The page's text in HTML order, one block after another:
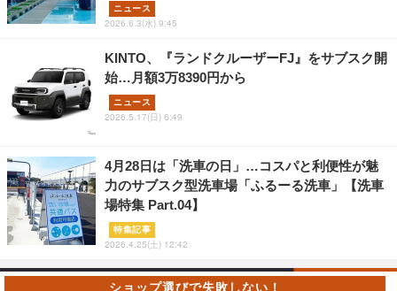
ニュース
2026.6.3(水) 9:45
KINTO、『ランドクルーザーFJ』をサブスク開
始…月額3万8390円から
ニュース
2026.5.17(日) 6:49
4月28日は「洗車の日」…コスパと利便性が魅
力のサブスク型洗車場「ふるーる洗車」【洗車
場特集 Part.04】
特集記事
2026.4.25(土) 12:42